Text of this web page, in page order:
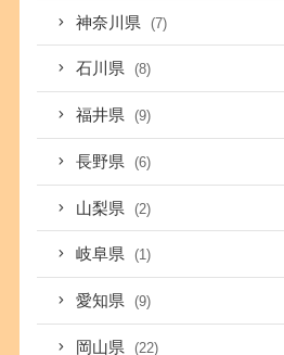
神奈川県 (7)
石川県 (8)
福井県 (9)
長野県 (6)
山梨県 (2)
岐阜県 (1)
愛知県 (9)
岡山県 (22)